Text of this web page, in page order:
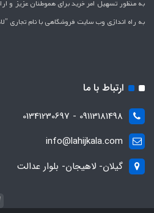
به منظور تسهیل امر خرید برای هموطنان عزیز و
به راه اندازی وب سایت فروشگاهی با نام تجاری
ارتباط با ما
09113181498 - 01341230697
info@lahijkala.com
گیلان- لاهیجان- بلوار عدالت